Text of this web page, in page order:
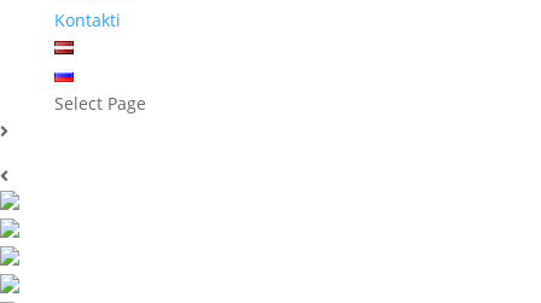
Kontakti
Select Page